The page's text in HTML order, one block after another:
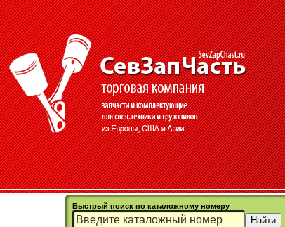
Быстрый поиск по каталожному номеру